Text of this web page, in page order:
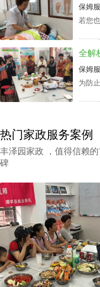
政公
泽园
保姆
若您
原则
保姆
为防
中心
丰泽
热门家政服务案例
丰泽园家政 ，值得信赖
碑